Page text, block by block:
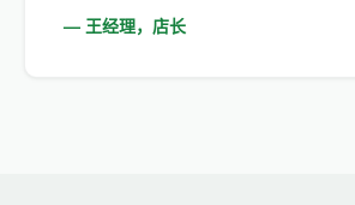
— 王经理，店长